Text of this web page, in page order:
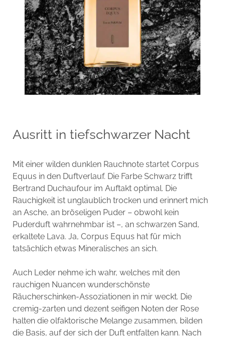
Ausritt in tiefschwarzer Nacht
Mit einer wilden dunklen Rauchnote startet Corpus
Equus in den Duftverlauf. Die Farbe Schwarz trifft
Bertrand Duchaufour im Auftakt optimal. Die
Rauchigkeit ist unglaublich trocken und erinnert mich
an Asche, an bröseligen Puder – obwohl kein
Puderduft wahrnehmbar ist –, an schwarzen Sand,
erkaltete Lava. Ja, Corpus Equus hat für mich
tatsächlich etwas Mineralisches an sich.
Auch Leder nehme ich wahr, welches mit den
rauchigen Nuancen wunderschönste
Räucherschinken-Assoziationen in mir weckt. Die
cremig-zarten und dezent seifigen Noten der Rose
halten die olfaktorische Melange zusammen, bilden
die Basis, auf der sich der Duft entfalten kann. Nach